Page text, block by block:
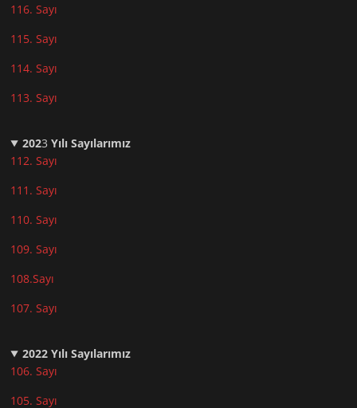
116. Sayı
115. Sayı
114. Sayı
113. Sayı
2023Yılı Sayılarımız
112. Sayı
111. Sayı
110. Sayı
109. Sayı
108.Sayı
107. Sayı
2022 Yılı Sayılarımız
106. Sayı
105. Sayı